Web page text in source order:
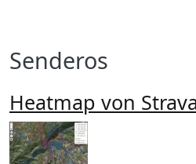
Senderos
Heatmap von
Imagen